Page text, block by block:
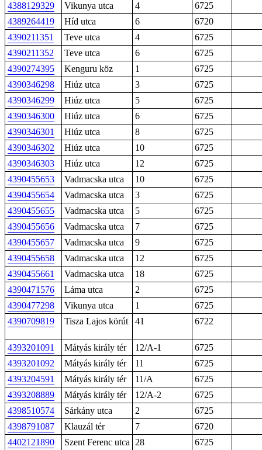
4388129329
Vikunya utca 4
6725
4389264419
Híd utca 6
6720
4390211351
Teve utca 4
6725
4390211352
Teve utca 6
6725
4390274395
Kenguru köz 1
6725
4390346298
Hiúz utca 3
6725
4390346299
Hiúz utca 5
6725
4390346300
Hiúz utca 6
6725
4390346301
Hiúz utca 8
6725
4390346302
Hiúz utca 10
6725
4390346303
Hiúz utca 12
6725
4390455653
Vadmacska utca 10
6725
4390455654
Vadmacska utca 3
6725
4390455655
Vadmacska utca 5
6725
4390455656
Vadmacska utca 7
6725
4390455657
Vadmacska utca 9
6725
4390455658
Vadmacska utca 12
6725
4390455661
Vadmacska utca 18
6725
4390471576
Láma utca 2
6725
4390477298
Vikunya utca 1
6725
4390709819
Tisza Lajos körút 41 6722
4393201091 Mátyás király tér 12/A-1
6725
4393201092
Mátyás király tér 11
6725
4393204591
Mátyás király tér 11/A
6725
4393208889
Mátyás király tér 12/A-2
6725
4398510574
Sárkány utca 2
6725
4398791087
Klauzál tér 7
6720
4402121890
Szent Ferenc utca 28
6725